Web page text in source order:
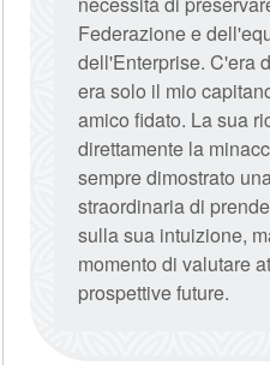
Federazione e
dell'Enterprise. C'era
era solo il mio
amico fidato. La sua
direttamente la
sempre dimostrato
straordinaria di
sulla sua intuizione,
momento di valutare
prospettive future.